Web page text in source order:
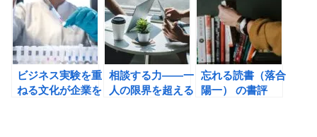
藤隆介）の書評
隆介)の書評
ビジネス実験を重
ねる文化が企業を
相談する力――一
人の限界を超える
忘れる読書（落合
陽一） の書評